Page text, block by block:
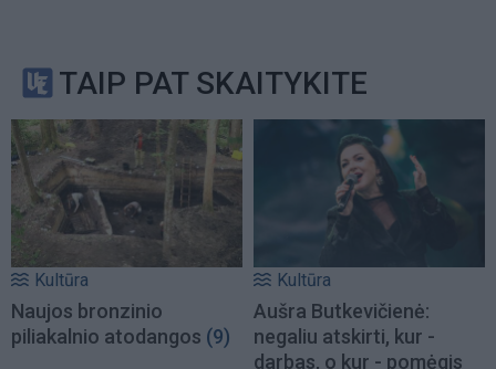
TAIP PAT SKAITYKITE
Kultūra
Naujos bronzinio
piliakalnio atodangos (9)
Kultūra
Aušra Butkevičienė:
negaliu atskirti, kur -
darbas, o kur - pomėgis